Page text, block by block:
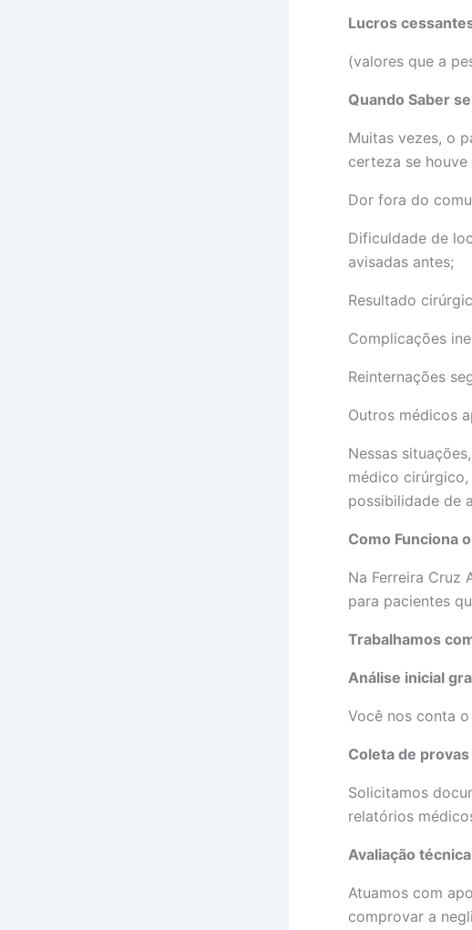
Lucros
(valores que a
Quando Saber
Muitas vezes, o
certeza se
Dor fora do
Dificuldade de
avisadas antes;
Resultado
Complicações
Reinternações
Outros médicos
Nessas
médico
possibilidade de
Como Funciona
Na Ferreira Cruz
para pacientes
Trabalhamos
Análise inicial
Você nos conta
Coleta de provas
Solicitamos
relatórios
Avaliação
Atuamos com
comprovar a